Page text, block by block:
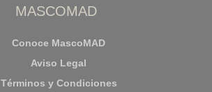
MASCOMAD
Conoce MascoMAD
Aviso Legal
Términos y Condiciones